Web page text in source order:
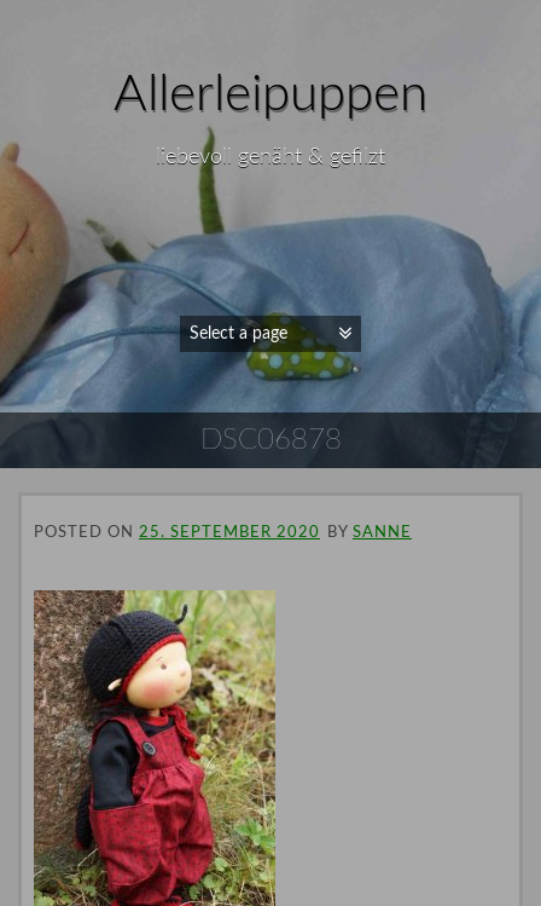
Allerleipuppen
liebevoll genäht & gefilzt
DSC06878
POSTED ON 25. SEPTEMBER 2020 BY SANNE